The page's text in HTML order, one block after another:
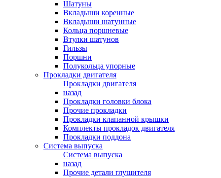
Шатуны
Вкладыши коренные
Вкладыши шатунные
Кольца поршневые
Втулки шатунов
Гильзы
Поршни
Полукольца упорные
Прокладки двигателя
Прокладки двигателя
назад
Прокладки головки блока
Прочие прокладки
Прокладки клапанной крышки
Комплекты прокладок двигателя
Прокладки поддона
Система выпуска
Система выпуска
назад
Прочие детали глушителя